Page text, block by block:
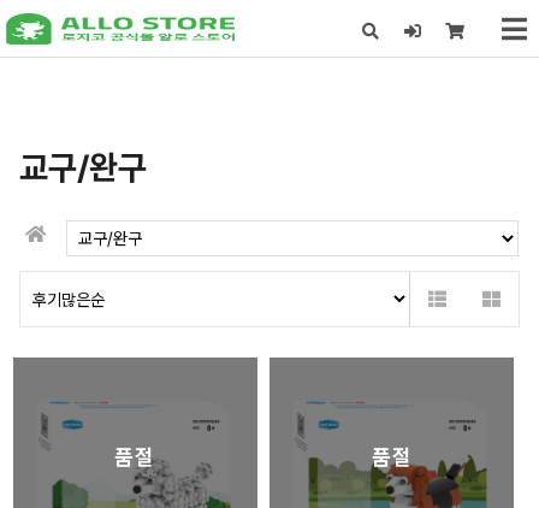
교구/완구
품절 품절